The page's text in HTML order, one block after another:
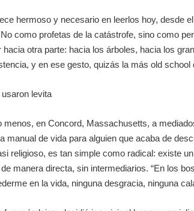
hermoso y necesario en leerlos hoy, desde
como profetas de la catástrofe, sino como
hacia otra parte: hacia los árboles, hacia los
y en ese gesto, quizás la másold school
usaron levita
menos, en Concord, Massachusetts, a
manual de vida para alguien que acaba de
religioso, es tan simple como radical: existe
manera directa, sin intermediarios. “En los
en la vida, ninguna desgracia, ninguna